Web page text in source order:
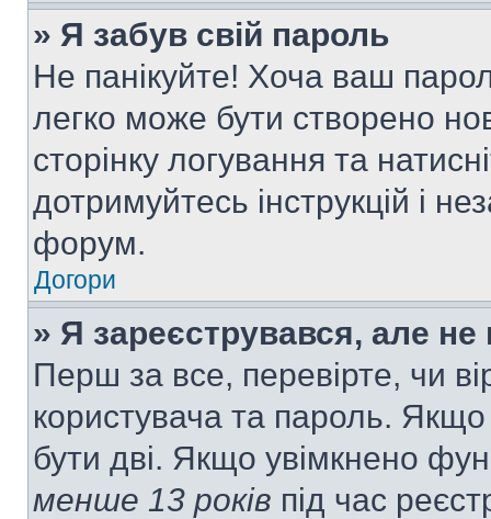
» Я забув свій пароль
Не панікуйте! Хоча ваш
легко може бути створено
сторінку логування та
дотримуйтесь інструкцій і
форум.
Догори
» Я зареєструвався, але
Перш за все, перевірте, чи
користувача та пароль.
бути дві. Якщо увімкнено
менше 13 років під час